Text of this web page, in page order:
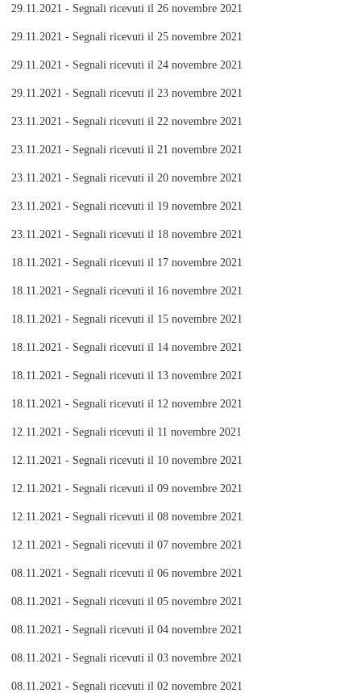
29.11.2021 - Segnali ricevuti il 26 novembre 2021
29.11.2021 - Segnali ricevuti il 25 novembre 2021
29.11.2021 - Segnali ricevuti il 24 novembre 2021
29.11.2021 - Segnali ricevuti il 23 novembre 2021
23.11.2021 - Segnali ricevuti il 22 novembre 2021
23.11.2021 - Segnali ricevuti il 21 novembre 2021
23.11.2021 - Segnali ricevuti il 20 novembre 2021
23.11.2021 - Segnali ricevuti il 19 novembre 2021
23.11.2021 - Segnali ricevuti il 18 novembre 2021
18.11.2021 - Segnali ricevuti il 17 novembre 2021
18.11.2021 - Segnali ricevuti il 16 novembre 2021
18.11.2021 - Segnali ricevuti il 15 novembre 2021
18.11.2021 - Segnali ricevuti il 14 novembre 2021
18.11.2021 - Segnali ricevuti il 13 novembre 2021
18.11.2021 - Segnali ricevuti il 12 novembre 2021
12.11.2021 - Segnali ricevuti il 11 novembre 2021
12.11.2021 - Segnali ricevuti il 10 novembre 2021
12.11.2021 - Segnali ricevuti il 09 novembre 2021
12.11.2021 - Segnali ricevuti il 08 novembre 2021
12.11.2021 - Segnali ricevuti il 07 novembre 2021
08.11.2021 - Segnali ricevuti il 06 novembre 2021
08.11.2021 - Segnali ricevuti il 05 novembre 2021
08.11.2021 - Segnali ricevuti il 04 novembre 2021
08.11.2021 - Segnali ricevuti il 03 novembre 2021
08.11.2021 - Segnali ricevuti il 02 novembre 2021